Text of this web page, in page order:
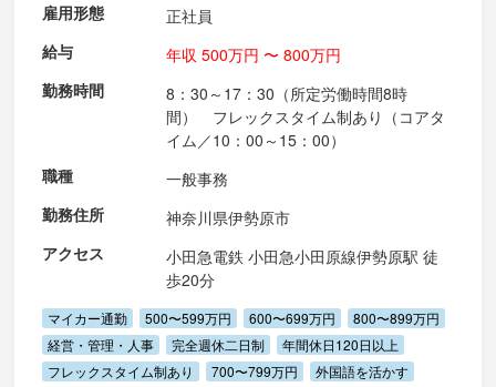
雇用形態
正社員
給与
年収 500万円 〜 800万円
勤務時間
8：30～17：30（所定労働時間8時
間） フレックスタイム制あり（コアタ
イム／10：00～15：00）
職種
一般事務
勤務住所
神奈川県伊勢原市
アクセス
小田急電鉄 小田急小田原線伊勢原駅 徒
歩20分
マイカー通勤 500〜599万円 600〜699万円
800〜899万円
経営・管理・人事
完全週休二日制
年間休日120日以上
フレックスタイム制あり
700〜799万円 外国語を活かす